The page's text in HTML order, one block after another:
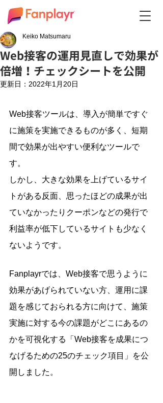
Web接客の運用見直しで効果が
倍増！チェックシートを公開
Keiko Matsumaru
更新日： 2022年1月20日
Web接客ツールは、導入が簡単ですぐ
に施策を実施できるものが多く、短期
間で効果が出やすい便利なツールで
す。
しかし、大きな効果を上げているサイ
トがある反面、思ったほどの成果が出
ていなかったりクーポンなどの発行で
利益率が低下しているサイトも少なく
ないようです。
Fanplayrでは、Web接客で思うように
効果があげられていない方、運用に課
題を感じておられる方に向けて、施策
実施に対する今の課題がどこにあるの
かを可視化する「Web接客を成果につ
なげるための25のチェック項目」を公
開しました。